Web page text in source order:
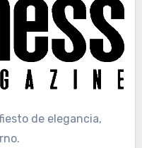
de elegancia,